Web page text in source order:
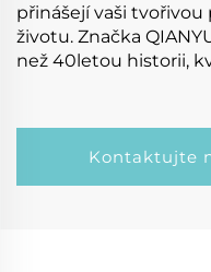
přinášejí vaši
životu. Značka
než 40letou historii,
Kontaktujte